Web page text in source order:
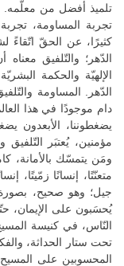
تلميذ أفضل من معلّمه.
تجربة المساومة، تجربة
كثيرًا، عن الحقّ اتّقاءً
الدّهر؛ والتّلفيق
الإلهيّة والحكمة
الدّهر. المساومة
دام موجودًا في هذا
يضغطوننا، الأبعدون
مؤمنين، يُعتبَر التّلفيق
ومَن يتمسّك بالأمانة،
متعنّتًا، إنسانًا زمّيتًا،
جيل؛ وهو صحيح، بصورة
يُحسَبون على الإيمان،
النّاس، في كنيسة
تحت ستار الحداثة،
المحسوبين على